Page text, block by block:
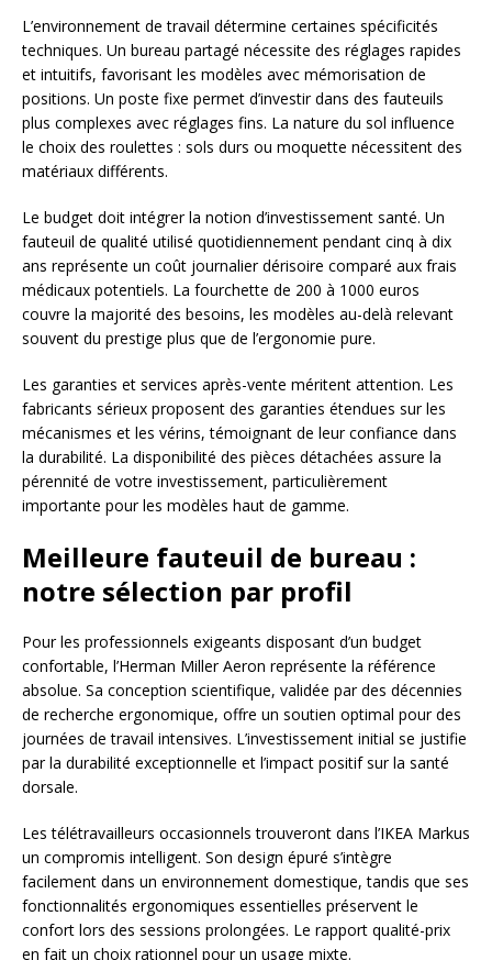
L’environnement de travail détermine certaines spécificités
techniques. Un bureau partagé nécessite des réglages rapides
et intuitifs, favorisant les modèles avec mémorisation de
positions. Un poste fixe permet d’investir dans des fauteuils
plus complexes avec réglages fins. La nature du sol influence
le choix des roulettes : sols durs ou moquette nécessitent des
matériaux différents.
Le budget doit intégrer la notion d’investissement santé. Un
fauteuil de qualité utilisé quotidiennement pendant cinq à dix
ans représente un coût journalier dérisoire comparé aux frais
médicaux potentiels. La fourchette de 200 à 1000 euros
couvre la majorité des besoins, les modèles au-delà relevant
souvent du prestige plus que de l’ergonomie pure.
Les garanties et services après-vente méritent attention. Les
fabricants sérieux proposent des garanties étendues sur les
mécanismes et les vérins, témoignant de leur confiance dans
la durabilité. La disponibilité des pièces détachées assure la
pérennité de votre investissement, particulièrement
importante pour les modèles haut de gamme.
Meilleure fauteuil de bureau :
notre sélection par profil
Pour les professionnels exigeants disposant d’un budget
confortable, l’Herman Miller Aeron représente la référence
absolue. Sa conception scientifique, validée par des décennies
de recherche ergonomique, offre un soutien optimal pour des
journées de travail intensives. L’investissement initial se justifie
par la durabilité exceptionnelle et l’impact positif sur la santé
dorsale.
Les télétravailleurs occasionnels trouveront dans l’IKEA Markus
un compromis intelligent. Son design épuré s’intègre
facilement dans un environnement domestique, tandis que ses
fonctionnalités ergonomiques essentielles préservent le
confort lors des sessions prolongées. Le rapport qualité-prix
en fait un choix rationnel pour un usage mixte.